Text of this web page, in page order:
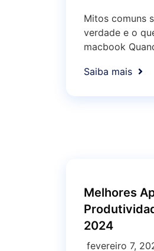
Mitos comuns
verdade e o
macbook
Saiba mais
Melhores
2024
fevereiro 7,